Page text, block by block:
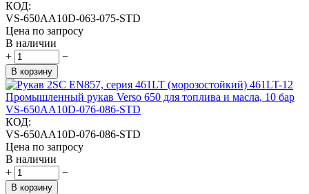
КОД:
VS-650AA10D-063-075-STD
Цена по запросу
В наличии
+
−
В корзину
Промышленный рукав Verso 650 для топлива и масла, 10 бар
VS-650AA10D-076-086-STD
КОД:
VS-650AA10D-076-086-STD
Цена по запросу
В наличии
+
−
В корзину